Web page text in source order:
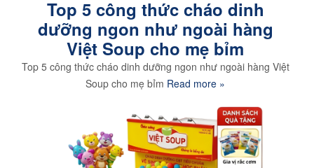
Top 5 công thức cháo dinh
dưỡng ngon như ngoài hàng
Việt Soup cho mẹ bỉm
Top 5 công thức cháo dinh dưỡng ngon như ngoài hàng Việt
Soup cho mẹ bỉm Read more »